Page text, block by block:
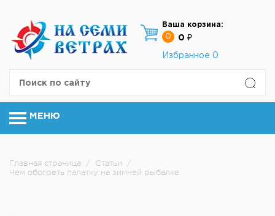
Ваша корзина:
0
0 ₽
Избранное 0
МЕНЮ
Главная страница / Статьи
/
Чем обогреть палатку на зимней рыбалке